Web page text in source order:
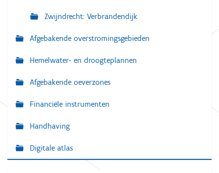
Zwijndrecht: Verbrandendijk
Afgebakende overstromingsgebieden
Hemelwater- en droogteplannen
Afgebakende oeverzones
Financiële instrumenten
Handhaving
Digitale atlas